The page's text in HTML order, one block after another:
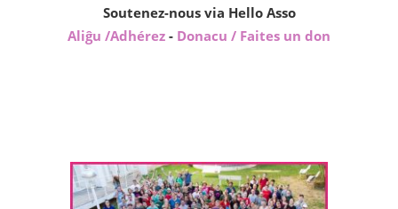
Soutenez-nous via Hello Asso
Aliĝu /Adhérez - Donacu / Faites un don